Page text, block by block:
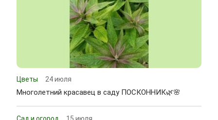
Цветы 24 июля
Многолетний красавец в саду ПОСКОННИК🌿🌸
Сад и огород 15 июля